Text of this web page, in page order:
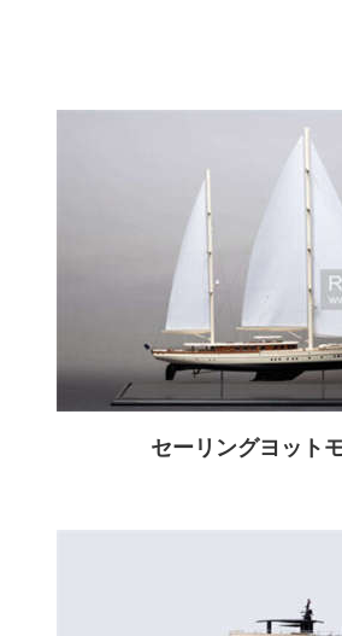
セーリングヨット